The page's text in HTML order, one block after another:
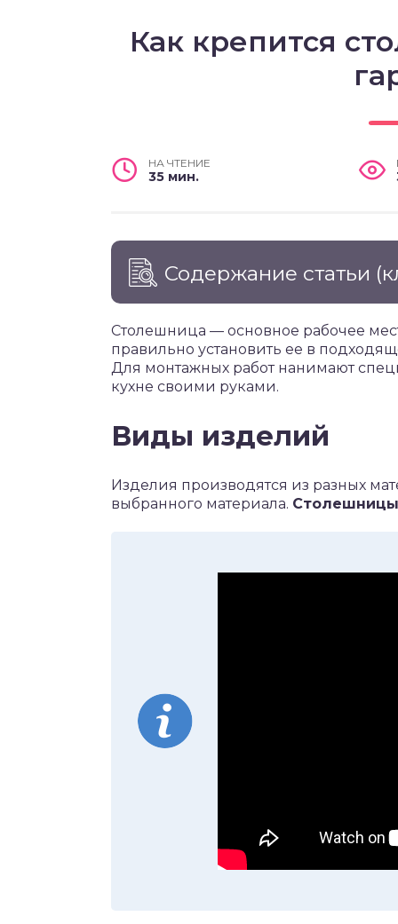
Как крепится
НА ЧТЕНИЕ
35 мин.
Содержание статьи
Столешница — основное рабочее
правильно установить ее в
Для монтажных работ нанимают
кухне своими руками.
Виды изделий
Изделия производятся из разных
выбранного материала.